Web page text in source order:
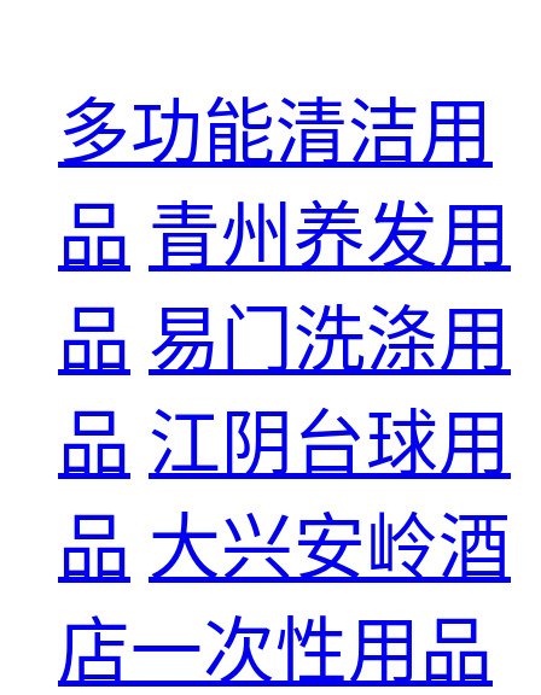
多功能清洁用
品 青州养发用
品 易门洗涤用
品 江阴台球用
品 大兴安岭酒
店一次性用品